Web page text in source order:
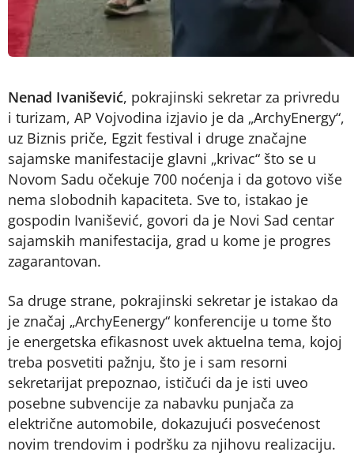
Nenad Ivanišević, pokrajinski sekretar za privredu
i turizam, AP Vojvodina izjavio je da „ArchyEnergy“,
uz Biznis priče, Egzit festival i druge značajne
sajamske manifestacije glavni „krivac“ što se u
Novom Sadu očekuje 700 noćenja i da gotovo više
nema slobodnih kapaciteta. Sve to, istakao je
gospodin Ivanišević, govori da je Novi Sad centar
sajamskih manifestacija, grad u kome je progres
zagarantovan.
Sa druge strane, pokrajinski sekretar je istakao da
je značaj „ArchyEenergy“ konferencije u tome što
je energetska efikasnost uvek aktuelna tema, kojoj
treba posvetiti pažnju, što je i sam resorni
sekretarijat prepoznao, ističući da je isti uveo
posebne subvencije za nabavku punjača za
električne automobile, dokazujući posvećenost
novim trendovim i podršku za njihovu realizaciju.